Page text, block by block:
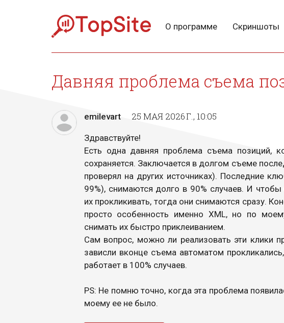
О программе Скриншоты
Давняя проблема съема
emilevart 25 МАЯ 2026 Г., 10:05
Здравствуйте!
Есть одна давняя проблема съема позиций,
сохраняется. Заключается в долгом съеме
проверял на других источниках). Последние
99%), снимаются долго в 90% случаев. И чтобы
их прокликивать, тогда они снимаются сразу.
просто особенность именно XML, но по
снимать их быстро приклеиванием.
Сам вопрос, можно ли реализовать эти клики
зависли вконце съема автоматом
работает в 100% случаев.
PS: Не помню точно, когда эта проблема
моему ее не было.